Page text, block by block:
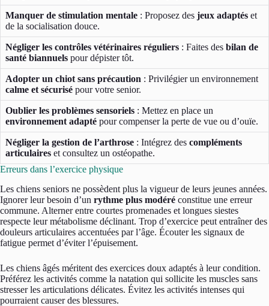
Manquer de stimulation mentale : Proposez des jeux adaptés et
de la socialisation douce.
Négliger les contrôles vétérinaires réguliers : Faites des bilan de
santé biannuels pour dépister tôt.
Adopter un chiot sans précaution : Privilégier un environnement
calme et sécurisé pour votre senior.
Oublier les problèmes sensoriels : Mettez en place un
environnement adapté pour compenser la perte de vue ou d’ouïe.
Négliger la gestion de l’arthrose : Intégrez des compléments
articulaires et consultez un ostéopathe.
Erreurs dans l’exercice physique
Les chiens seniors ne possèdent plus la vigueur de leurs jeunes années.
Ignorer leur besoin d’un rythme plus modéré constitue une erreur
commune. Alterner entre courtes promenades et longues siestes
respecte leur métabolisme déclinant. Trop d’exercice peut entraîner des
douleurs articulaires accentuées par l’âge. Écouter les signaux de
fatigue permet d’éviter l’épuisement.
Les chiens âgés méritent des exercices doux adaptés à leur condition.
Préférez les activités comme la natation qui sollicite les muscles sans
stresser les articulations délicates. Évitez les activités intenses qui
pourraient causer des blessures.